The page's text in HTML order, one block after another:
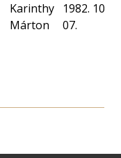
Karinthy
Márton
1982. 10.
07.